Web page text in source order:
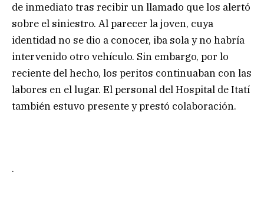
de inmediato tras recibir un llamado que los alertó
sobre el siniestro. Al parecer la joven, cuya
identidad no se dio a conocer, iba sola y no habría
intervenido otro vehículo. Sin embargo, por lo
reciente del hecho, los peritos continuaban con las
labores en el lugar. El personal del Hospital de Itatí
también estuvo presente y prestó colaboración.
.